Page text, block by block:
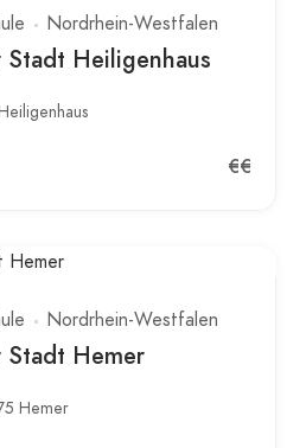
Nordrhein-Westfalen
Heiligenhaus
€€
Nordrhein-Westfalen
Stadt Hemer
Hemer